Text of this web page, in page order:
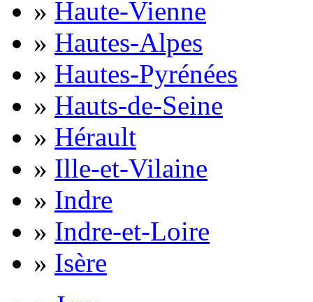
» Haute-Vienne
» Hautes-Alpes
» Hautes-Pyrénées
» Hauts-de-Seine
» Hérault
» Ille-et-Vilaine
» Indre
» Indre-et-Loire
» Isère